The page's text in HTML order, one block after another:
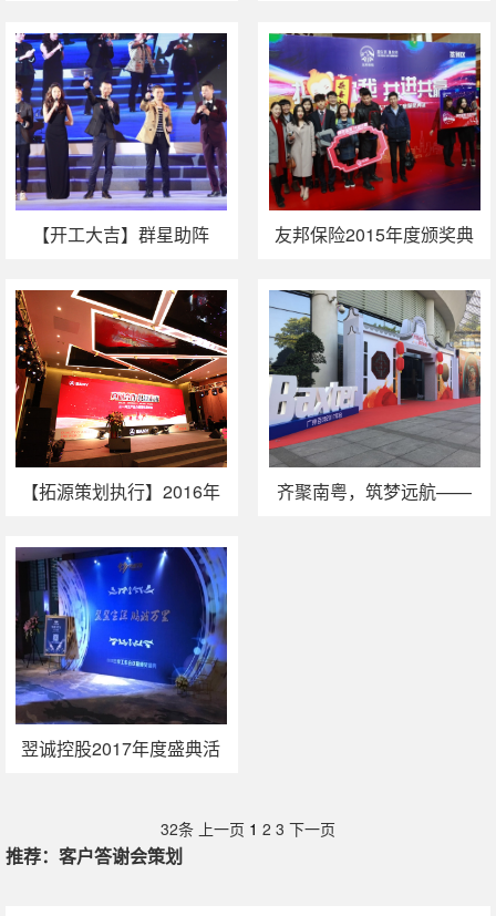
百特年会
聚 · 成长！
【开工大吉】群星助阵
全场！
友邦保险2015年度颁奖典
【拓源策划执行】2016年
答谢会
齐聚南粤，筑梦远航——
翌诚控股2017年度盛典活
32条 上一页 1 2 3 下一页
推荐：客户答谢会策划